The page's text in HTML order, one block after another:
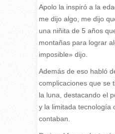
Apolo la inspiró a la
me dijo algo, me dijo
una niñita de 5 años
montañas para lograr
imposible» dijo.
Además de eso habló
complicaciones que se
la luna, destacando el
y la limitada tecnología
contaban.